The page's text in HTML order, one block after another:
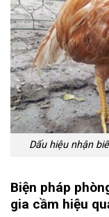
Dấu hiệu nhận
Biện pháp
gia cầm hiệu